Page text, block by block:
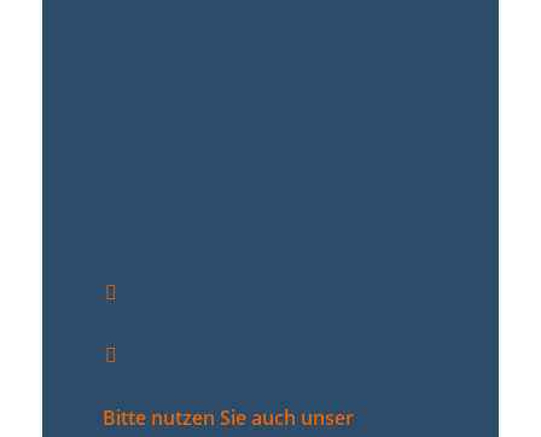
Bitte nutzen Sie auch unser